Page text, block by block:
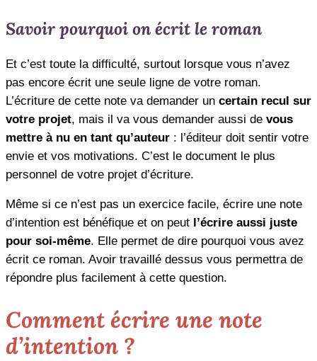
Savoir pourquoi on écrit le roman
Et c’est toute la difficulté, surtout lorsque vous n’avez
pas encore écrit une seule ligne de votre roman.
L’écriture de cette note va demander un certain recul sur
votre projet, mais il va vous demander aussi de vous
mettre à nu en tant qu’auteur : l’éditeur doit sentir votre
envie et vos motivations. C’est le document le plus
personnel de votre projet d’écriture.
Même si ce n’est pas un exercice facile, écrire une note
d’intention est bénéfique et on peut l’écrire aussi juste
pour soi-même. Elle permet de dire pourquoi vous avez
écrit ce roman. Avoir travaillé dessus vous permettra de
répondre plus facilement à cette question.
Comment écrire une note
d’intention ?